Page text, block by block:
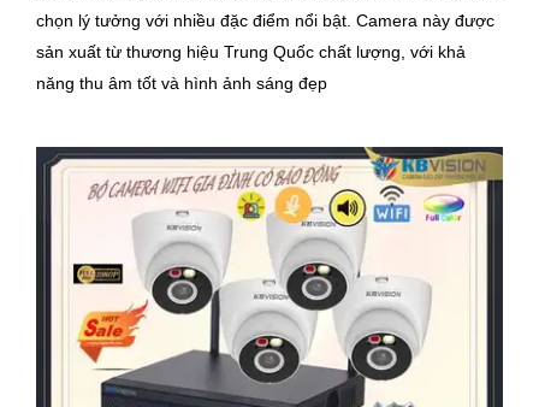
chọn lý tưởng với nhiều đặc điểm nổi bật. Camera này được
sản xuất từ thương hiệu Trung Quốc chất lượng, với khả
năng thu âm tốt và hình ảnh sáng đẹp